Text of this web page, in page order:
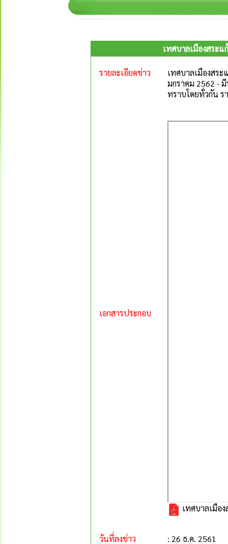
เทศบาลเมืองสระ
รายละเอียดข่าว
เทศบาลเมืองสร
มกราคม 2562 -
ทราบโดยทั่วกัน ร
เอกสารประกอบ
เทศบาลเมือ
วันที่ลงข่าว
: 26 ธ.ค. 2561